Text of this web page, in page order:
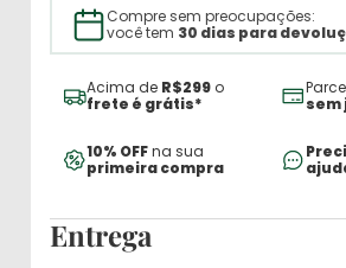
Compre sem preocupações:
você tem 30 dias para
Acima de R$299o
frete é grátis*
sem
10% OFFna sua
primeira compra
Entrega